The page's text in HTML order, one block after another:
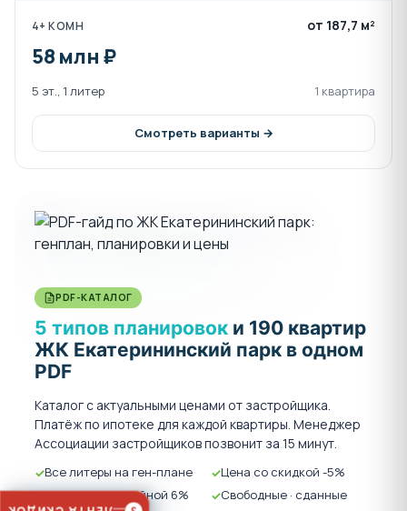
4+ КОМН от 187,7 м²
58 млн ₽
5 эт., 1 литер 1 квартира
Смотреть варианты →
PDF-КАТАЛОГ
5 типов планировок и 190 квартир
ЖК Екатерининский парк в одном
PDF
Каталог с актуальными ценами от застройщика.
Платёж по ипотеке для каждой квартиры. Менеджер
Ассоциации застройщиков позвонит за 15 минут.
Все литеры на ген-плане
Цена со скидкой -5%
Платёж по семейной 6%
Свободные · сданные